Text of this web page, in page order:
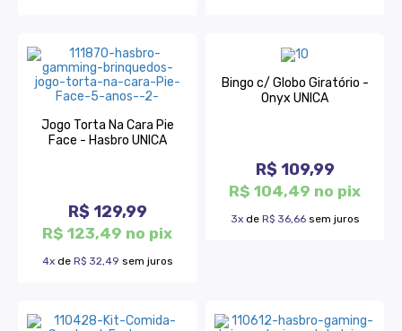
Jogo Torta Na Cara Pie
Face - Hasbro UNICA
R$ 129,99
R$ 123,49 no pix
4xde R$ 32,49 sem juros
Bingo c/ Globo Giratório -
Onyx UNICA
R$ 109,99
R$ 104,49 no pix
3xde R$ 36,66 sem juros